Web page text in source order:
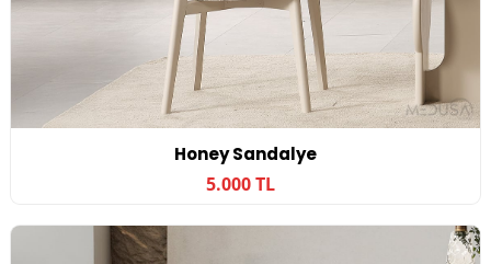
Honey Sandalye
5.000 TL